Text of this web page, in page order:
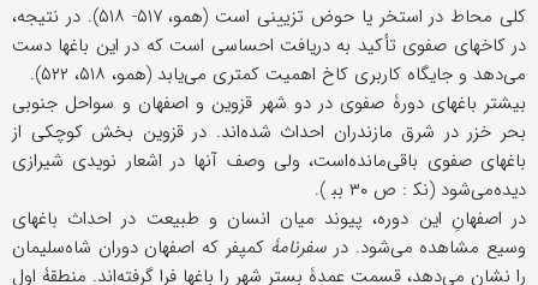
کلی محاط در استخر یا حوض تزیینی است (همو، ۵۱۷- ۵۱۸). در نتیجه،
در کاخهای صفوی تأکید به دریافت احساسی است که در این باغها دست
می‌دهد و جایگاه کاربری کاخ اهمیت کمتری می‌یابد (همو، ۵۱۸، ۵۲۲).
بیشتر باغهای دورۀ صفوی در دو شهر قزوین و اصفهان و سواحل جنوبی
بحر خزر در شرق مازندران احداث شده‌اند. در قزوین بخش کوچکی از
باغهای صفوی باقی‌مانده‌است، ولی وصف آنها در اشعار نویدی شیرازی
دیده‌می‌شود (ﻧﻜ : ص ۳۰ ﺑﺒ ).
در اصفهانِ این دوره، پیوند میان انسان و طبیعت در احداث باغهای
وسیع مشاهده می‌شود. در سفرنامۀکمپفر که اصفهان دوران شاه‌سلیمان
را نشان می‌دهد، قسمت عمدۀ بستر شهر را باغها فرا گرفته‌اند. منطقۀ اول